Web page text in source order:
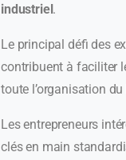
industriel.
Le principal défi des
contribuent à faciliter
toute l’organisation
Les entrepreneurs
clés en main